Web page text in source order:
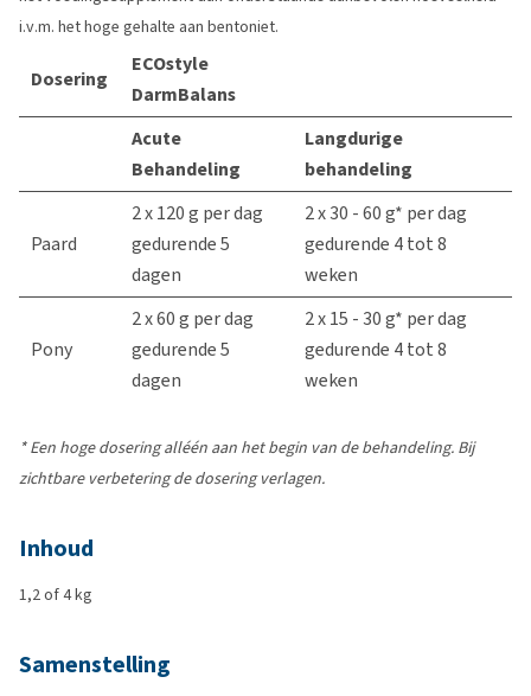
i.v.m. het hoge gehalte aan bentoniet.
Dosering
ECOstyle
DarmBalans
Acute
Behandeling
Langdurige
behandeling
Paard
2 x 120 g per dag
gedurende 5
dagen
2 x 30 - 60 g* per dag
gedurende 4 tot 8
weken
Pony
2 x 60 g per dag
gedurende 5
dagen
2 x 15 - 30 g* per dag
gedurende 4 tot 8
weken
* Een hoge dosering alléén aan het begin van de behandeling. Bij
zichtbare verbetering de dosering verlagen.
Inhoud
1,2 of 4 kg
Samenstelling